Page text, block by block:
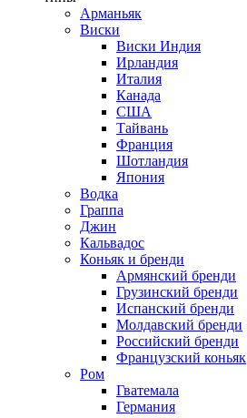
Арманьяк
Виски
Виски Индия
Ирландия
Италия
Канада
США
Тайвань
Франция
Шотландия
Япония
Водка
Граппа
Джин
Кальвадос
Коньяк и бренди
Армянский бренди
Грузинский бренди
Испанский бренди
Молдавский бренди
Российский бренди
Французский коньяк
Ром
Гватемала
Германия